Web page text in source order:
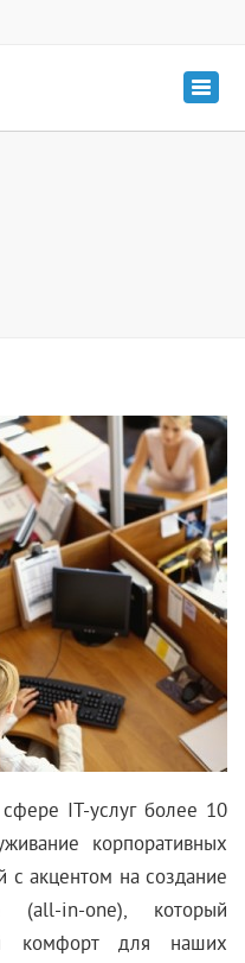
IT-услуг более 10
корпоративных
с акцентом на создание
(all-in-one), который
комфорт для наших